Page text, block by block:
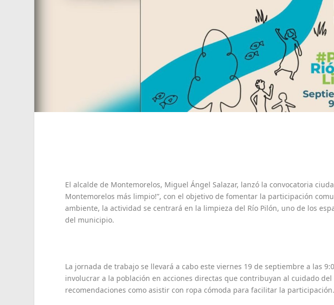
El alcalde de Montemorelos, Miguel Ángel Salazar, lanzó la convocatoria
Montemorelos más limpio!”, con el objetivo de fomentar la participación
ambiente, la actividad se centrará en la limpieza del Río Pilón, uno de los
del municipio.
La jornada de trabajo se llevará a cabo este viernes 19 de septiembre a las
involucrar a la población en acciones directas que contribuyan al cuidado
recomendaciones como asistir con ropa cómoda para facilitar la participación.